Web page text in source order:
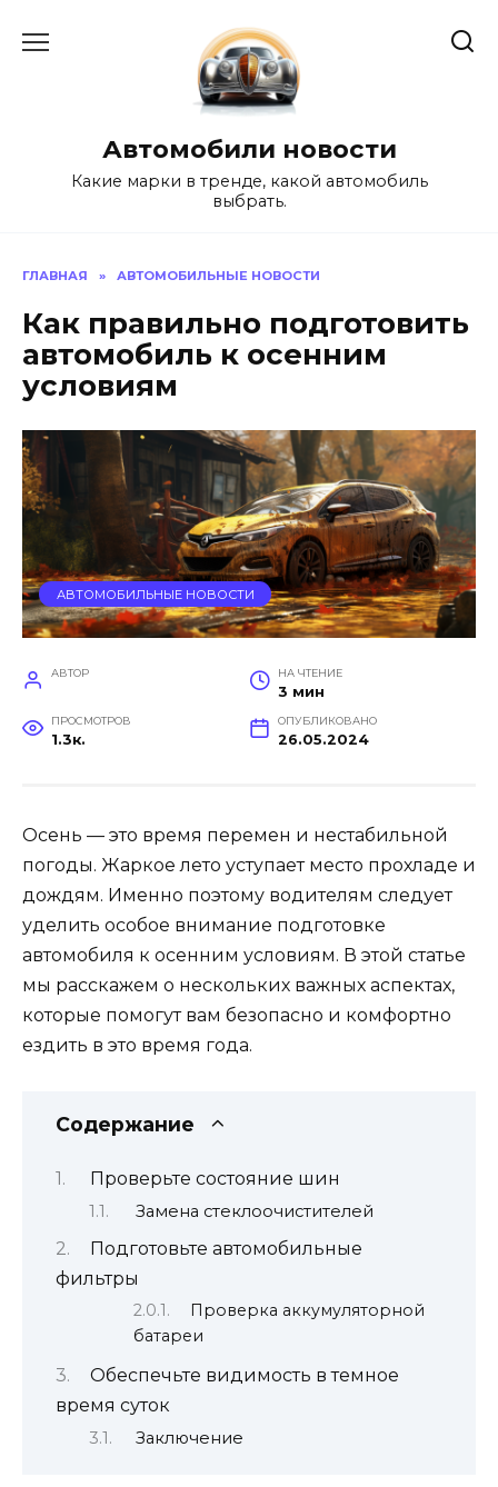
Автомобили новости
Какие марки в тренде, какой автомобиль
выбрать.
ГЛАВНАЯ » АВТОМОБИЛЬНЫЕ НОВОСТИ
Как правильно подготовить
автомобиль к осенним
условиям
АВТОМОБИЛЬНЫЕ НОВОСТИ
АВТОР НА ЧТЕНИЕ
3 мин
ПРОСМОТРОВ
1.3к.
ОПУБЛИКОВАНО
26.05.2024
Осень — это время перемен и нестабильной
погоды. Жаркое лето уступает место прохладе и
дождям. Именно поэтому водителям следует
уделить особое внимание подготовке
автомобиля к осенним условиям. В этой статье
мы расскажем о нескольких важных аспектах,
которые помогут вам безопасно и комфортно
ездить в это время года.
Содержание
Проверьте состояние шин
Замена стеклоочистителей
Подготовьте автомобильные
фильтры
Проверка аккумуляторной
батареи
Обеспечьте видимость в темное
время суток
Заключение